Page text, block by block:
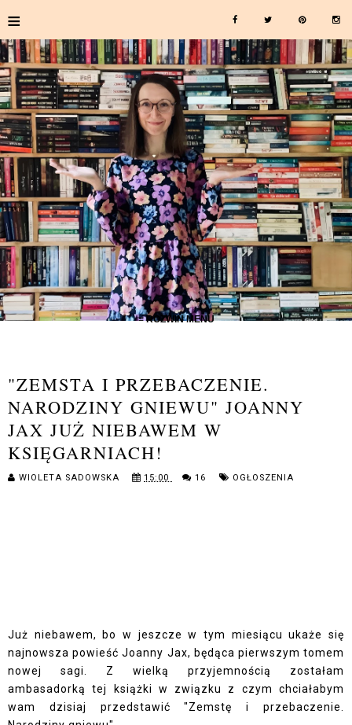
≡
≡ ROZWIŃ MENU
"ZEMSTA I PRZEBACZENIE.
NARODZINY GNIEWU" JOANNY
JAX JUŻ NIEBAWEM W
KSIĘGARNIACH!
WIOLETA SADOWSKA 15:00 16 OGŁOSZENIA
Już niebawem, bo w jeszcze w tym miesiącu ukaże się
najnowsza powieść Joanny Jax, będąca pierwszym tomem
nowej sagi. Z wielką przyjemnością zostałam
ambasadorką tej książki w związku z czym chciałabym
wam dzisiaj przedstawić "Zemstę i przebaczenie.